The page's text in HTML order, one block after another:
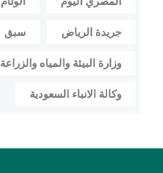
جريدة الرياض سبق
وزارة البيئة والمياه والزراعة
وكالة الانباء السعودية